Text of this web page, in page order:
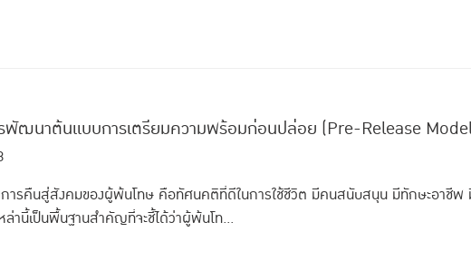
รพัฒนาต้นแบบการเตรียมความพร้อมก่อนปล่อย (Pre-Release
ารคืนสู่สังคมของผู้พ้นโทษ คือทัศนคติที่ดีในการใช้ชีวิต มีคนสนับสนุน มีทักษะอาชีพ
ล่านี้เป็นพื้นฐานสำคัญที่จะชี้ได้ว่าผู้พ้นโท...